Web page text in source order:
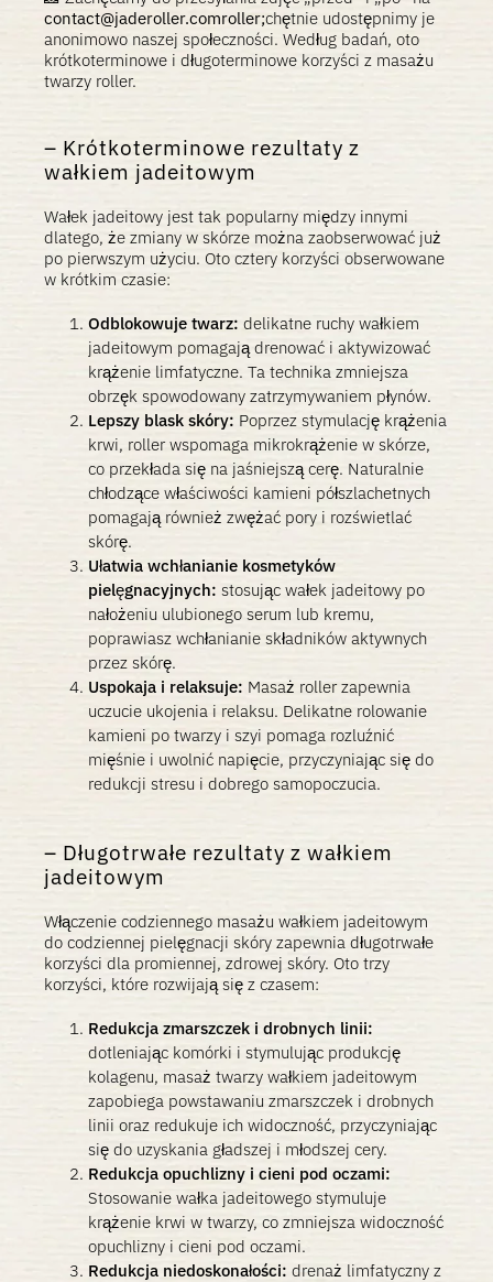
contact@jaderoller.comroller;chętnie udostępnimy je
anonimowo naszej społeczności. Według badań, oto
krótkoterminowe i długoterminowe korzyści z masażu
twarzy roller.
Krótkoterminowe rezultaty z
wałkiem jadeitowym
Wałek jadeitowy jest tak popularny między innymi
dlatego, że zmiany w skórze można zaobserwować już
po pierwszym użyciu. Oto cztery korzyści obserwowane
w krótkim czasie:
Odblokowuje twarz: delikatne ruchy wałkiem
jadeitowym pomagają drenować i aktywizować
krążenie limfatyczne. Ta technika zmniejsza
obrzęk spowodowany zatrzymywaniem płynów.
Lepszy blask skóry: Poprzez stymulację krążenia
krwi, roller wspomaga mikrokrążenie w skórze,
co przekłada się na jaśniejszą cerę. Naturalnie
chłodzące właściwości kamieni półszlachetnych
pomagają również zwężać pory i rozświetlać
skórę.
Ułatwia wchłanianie kosmetyków
pielęgnacyjnych: stosując wałek jadeitowy po
nałożeniu ulubionego serum lub kremu,
poprawiasz wchłanianie składników aktywnych
przez skórę.
Uspokaja i relaksuje: Masaż roller zapewnia
uczucie ukojenia i relaksu. Delikatne rolowanie
kamieni po twarzy i szyi pomaga rozluźnić
mięśnie i uwolnić napięcie, przyczyniając się do
redukcji stresu i dobrego samopoczucia.
Długotrwałe rezultaty z wałkiem
jadeitowym
Włączenie codziennego masażu wałkiem jadeitowym
do codziennej pielęgnacji skóry zapewnia długotrwałe
korzyści dla promiennej, zdrowej skóry. Oto trzy
korzyści, które rozwijają się z czasem:
Redukcja zmarszczek i drobnych linii:
dotleniając komórki i stymulując produkcję
kolagenu, masaż twarzy wałkiem jadeitowym
zapobiega powstawaniu zmarszczek i drobnych
linii oraz redukuje ich widoczność, przyczyniając
się do uzyskania gładszej i młodszej cery.
Redukcja opuchlizny i cieni pod oczami:
Stosowanie wałka jadeitowego stymuluje
krążenie krwi w twarzy, co zmniejsza widoczność
opuchlizny i cieni pod oczami.
Redukcja niedoskonałości: drenaż limfatyczny z